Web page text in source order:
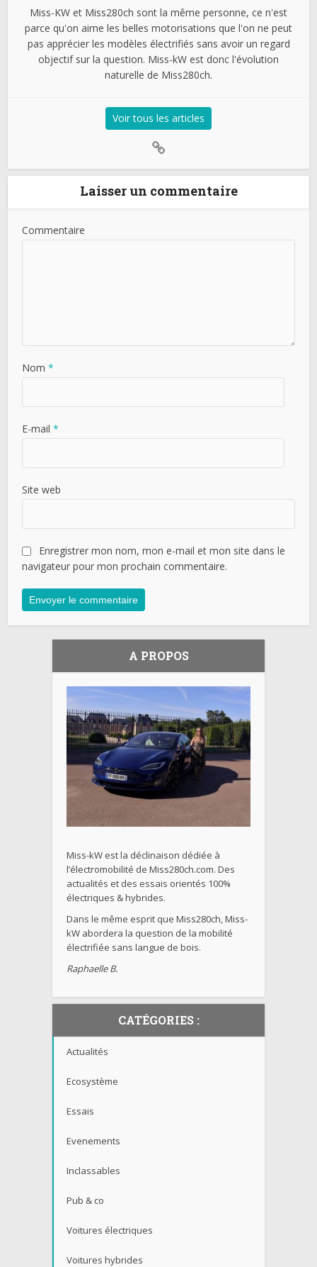
Miss-KW et Miss280ch sont la même personne, ce n'est
parce qu'on aime les belles motorisations que l'on ne peut
pas apprécier les modèles électrifiés sans avoir un regard
objectif sur la question. Miss-kW est donc l'évolution
naturelle de Miss280ch.
Voir tous les articles
Laisser un commentaire
Commentaire
Nom*
E-mail*
Site web
Enregistrer mon nom, mon e-mail et mon site dans le
navigateur pour mon prochain commentaire.
A PROPOS
Miss-kW est la déclinaison dédiée à
l’électromobilité de Miss280ch.com. Des
actualités et des essais orientés 100%
électriques & hybrides.
Dans le même esprit que Miss280ch, Miss-
kW abordera la question de la mobilité
électrifiée sans langue de bois.
Raphaelle B.
CATÉGORIES :
Actualités
Ecosystème
Essais
Evenements
Inclassables
Pub & co
Voitures électriques
Voitures hybrides